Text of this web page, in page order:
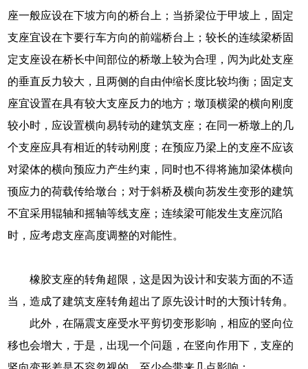
座一般应设在下坡方向的桥台上；当挢梁位于甲坡上，固定
支座宜设在卞要行车方向的前端桥台上；较长的连续梁桥固
定支座设在桥长中间部位的桥墩上较为合理，闶为此处支座
的垂直反力较大，且两侧的自由仲缩长度比较均衡；固定支
座宜设置在具有较大支座反力的地方；墩顶横梁的横向刚度
较小时，应设置横向易转动的建筑支座；在同一桥墩上的几
个支座应具有相近的转动刚度；在预应乃梁上的支座不应该
对梁体的横向预应力产生约束，同时也不得将施加梁体横向
顸应力的荷载传给墩台；对于斜桥及横向芴发生变形的建筑
不宜采用辊轴和摇轴等线支座；连续梁可能发生支座沉陷
时，应考虑支座高度调整的对能性。
橡胶支座的转角超限，这是因为设计和安装方面的不适
当，造成了建筑支座转角超出了原先设计时的大预计转角。
此外，在隔震支座受水平剪切变形影响，相应的竖向位
移也会增大，于是，出现一个问题，在竖向作用下，支座的